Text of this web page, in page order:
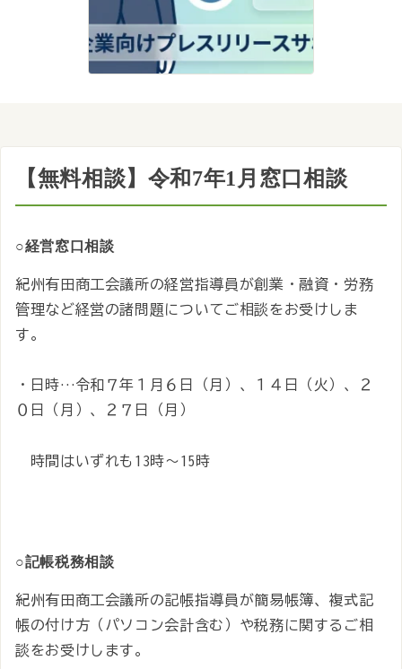
【無料相談】令和7年1月窓口相談
○経営窓口相談
紀州有田商工会議所の経営指導員が創業・融資・労務
管理など経営の諸問題についてご相談をお受けしま
す。
・日時…令和７年１月６日（月）、１４日（火）、２
０日（月）、２７日（月）
時間はいずれも13時～15時
○記帳税務相談
紀州有田商工会議所の記帳指導員が簡易帳簿、複式記
帳の付け方（パソコン会計含む）や税務に関するご相
談をお受けします。